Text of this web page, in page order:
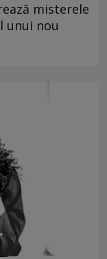
misterele
unui nou